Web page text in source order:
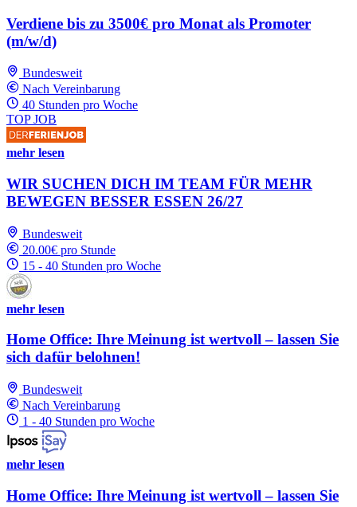
Verdiene bis zu 3500€ pro Monat als Promoter
(m/w/d)
Bundesweit
Nach Vereinbarung
40 Stunden pro Woche
TOP JOB
mehr lesen
WIR SUCHEN DICH IM TEAM FÜR MEHR
BEWEGEN BESSER ESSEN 26/27
Bundesweit
20.00€ pro Stunde
15 - 40 Stunden pro Woche
mehr lesen
Home Office: Ihre Meinung ist wertvoll – lassen Sie
sich dafür belohnen!
Bundesweit
Nach Vereinbarung
1 - 40 Stunden pro Woche
mehr lesen
Home Office: Ihre Meinung ist wertvoll – lassen Sie